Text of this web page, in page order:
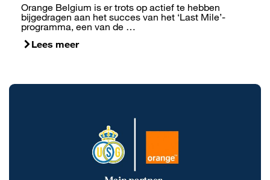
Orange Belgium is er trots op actief te hebben
bijgedragen aan het succes van het ‘Last Mile’-
programma, een van de …
Lees meer